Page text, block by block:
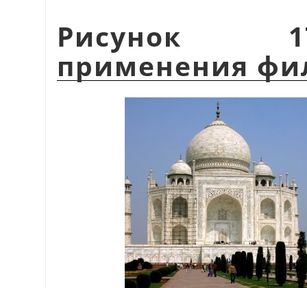
Рисунок
применения